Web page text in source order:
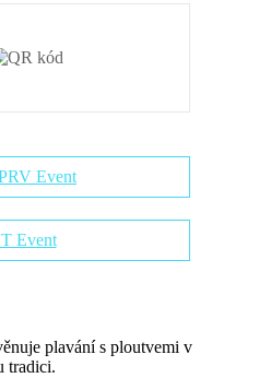
Event
Event
plavání s ploutvemi v
tradici.